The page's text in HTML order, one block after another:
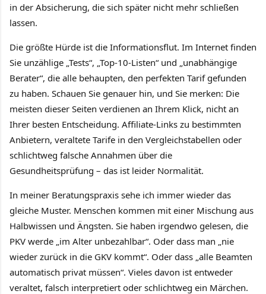
in der Absicherung, die sich später nicht mehr schließen
lassen.
Die größte Hürde ist die Informationsflut. Im Internet finden
Sie unzählige „Tests“, „Top-10-Listen“ und „unabhängige
Berater“, die alle behaupten, den perfekten Tarif gefunden
zu haben. Schauen Sie genauer hin, und Sie merken: Die
meisten dieser Seiten verdienen an Ihrem Klick, nicht an
Ihrer besten Entscheidung. Affiliate-Links zu bestimmten
Anbietern, veraltete Tarife in den Vergleichstabellen oder
schlichtweg falsche Annahmen über die
Gesundheitsprüfung – das ist leider Normalität.
In meiner Beratungspraxis sehe ich immer wieder das
gleiche Muster. Menschen kommen mit einer Mischung aus
Halbwissen und Ängsten. Sie haben irgendwo gelesen, die
PKV werde „im Alter unbezahlbar“. Oder dass man „nie
wieder zurück in die GKV kommt“. Oder dass „alle Beamten
automatisch privat müssen“. Vieles davon ist entweder
veraltet, falsch interpretiert oder schlichtweg ein Märchen.